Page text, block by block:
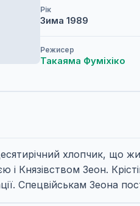
Рік
Зима 1989
Режисер
Такаяма Фуміхіко
хлопчик, що
і Князівством Зеон.
Спецвійськам Зеона